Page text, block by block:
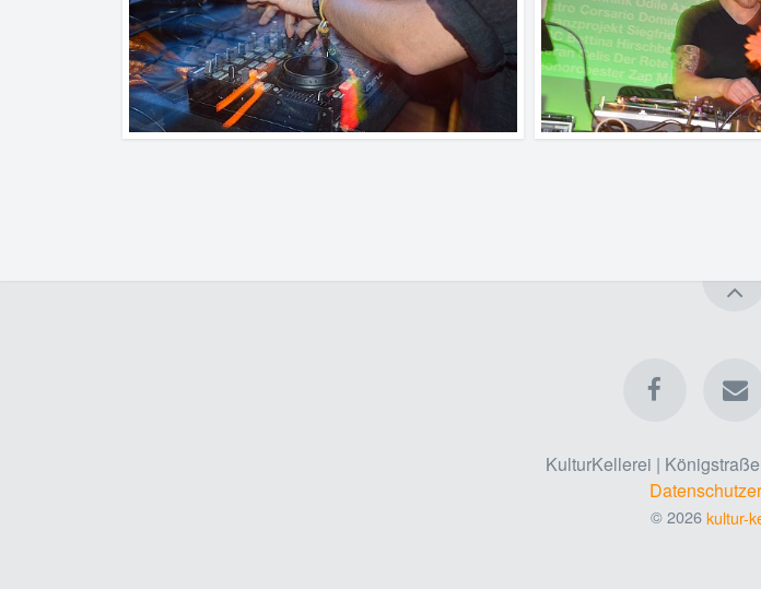
KulturKellerei |
© 2026kultur-